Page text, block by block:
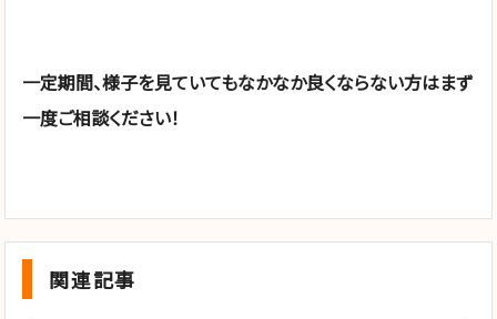
一定期間、様子を見ていてもなかなか良くならない方はまず
一度ご相談ください！
関連記事